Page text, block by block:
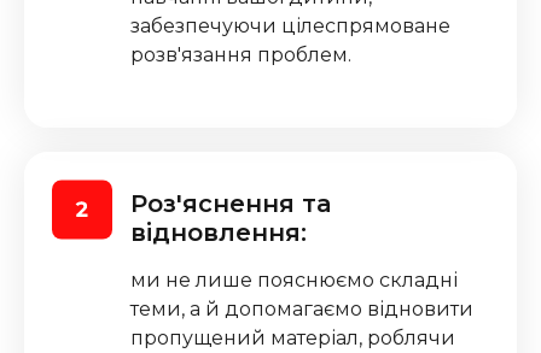
забезпечуючи цілеспрямоване
розв'язання проблем.
Роз'яснення та
відновлення:
ми не лише пояснюємо складні
теми, а й допомагаємо відновити
пропущений матеріал, роблячи